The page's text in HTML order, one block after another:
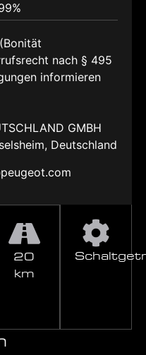
20
km
nach § 495
informieren
GMBH
Deutschland